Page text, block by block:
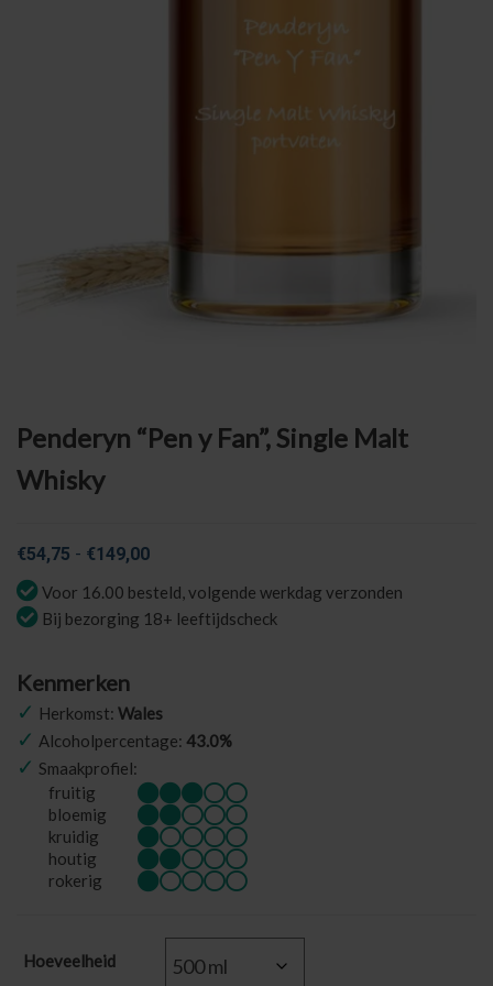
Penderyn “Pen y Fan”, Single Malt
Whisky
€54,75 - €149,00Prijsklasse:
tot
Voor 16.00 besteld, volgende werkdag verzonden
Bij bezorging 18+ leeftijdscheck
Kenmerken
✓ Herkomst: Wales
✓ Alcoholpercentage: 43.0%
✓ Smaakprofiel:
fruitig
bloemig
kruidig
houtig
rokerig
Hoeveelheid